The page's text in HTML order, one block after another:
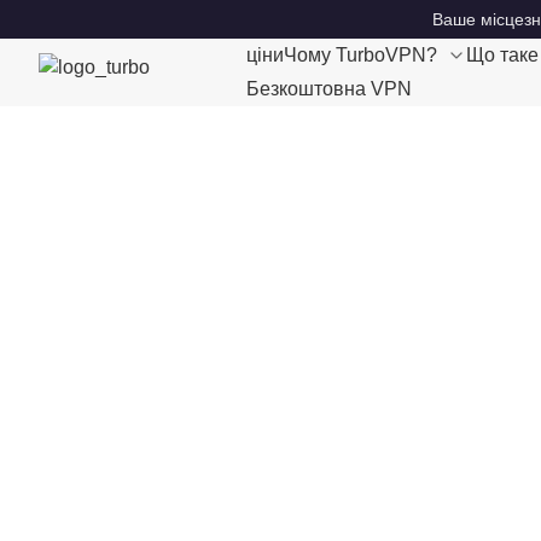
Ваше
ціниЧому TurboVPN? Що
Безкоштовна VPN